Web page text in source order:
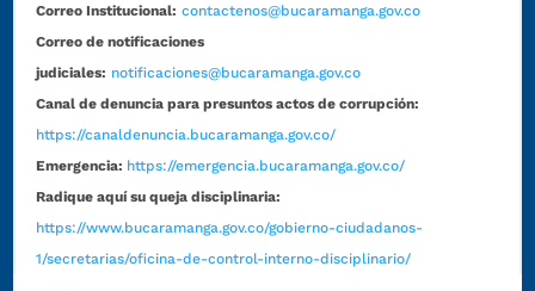
Correo Institucional: contactenos@bucaramanga.gov.co
Correo de notificaciones
judiciales: notificaciones@bucaramanga.gov.co
Canal de denuncia para presuntos actos de corrupción:
https://canaldenuncia.bucaramanga.gov.co/
Emergencia: https://emergencia.bucaramanga.gov.co/
Radique aquí su queja disciplinaria:
https://www.bucaramanga.gov.co/gobierno-ciudadanos-
1/secretarias/oficina-de-control-interno-disciplinario/